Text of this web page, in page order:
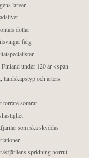
larver
dollar
färg
under 120 år <span
och arters
torrare somrar
som ska skyddas
spridning norrut